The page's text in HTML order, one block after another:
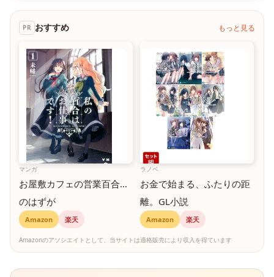
PR おすすめ もっと見る
マンガ
お屋敷カフェの営業百合…
のはずが
Amazon 楽天
ラノベ
お金で始まる、ふたりの距
離。GL小説
Amazon 楽天
Amazonのアソシエイトとして、当サイトは適格販売により収入を得ています